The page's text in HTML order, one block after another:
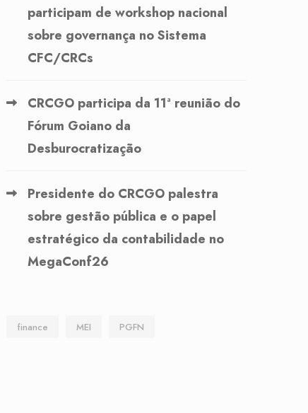
participam de workshop nacional
sobre governança no Sistema
CFC/CRCs
CRCGO participa da 11ª reunião do
Fórum Goiano da
Desburocratização
Presidente do CRCGO palestra
sobre gestão pública e o papel
estratégico da contabilidade no
MegaConf26
finance MEI PGFN